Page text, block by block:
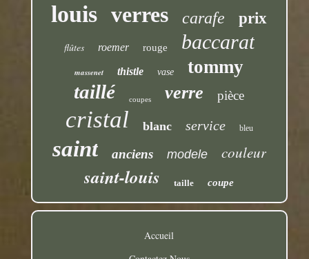
louis verres carafe prix
flûtes roemer rouge baccarat
massenet thistle vase tommy
taillé coupes verre pièce
cristal blanc service bleu
saint anciens modele couleur
saint-louis taille coupe
Accueil